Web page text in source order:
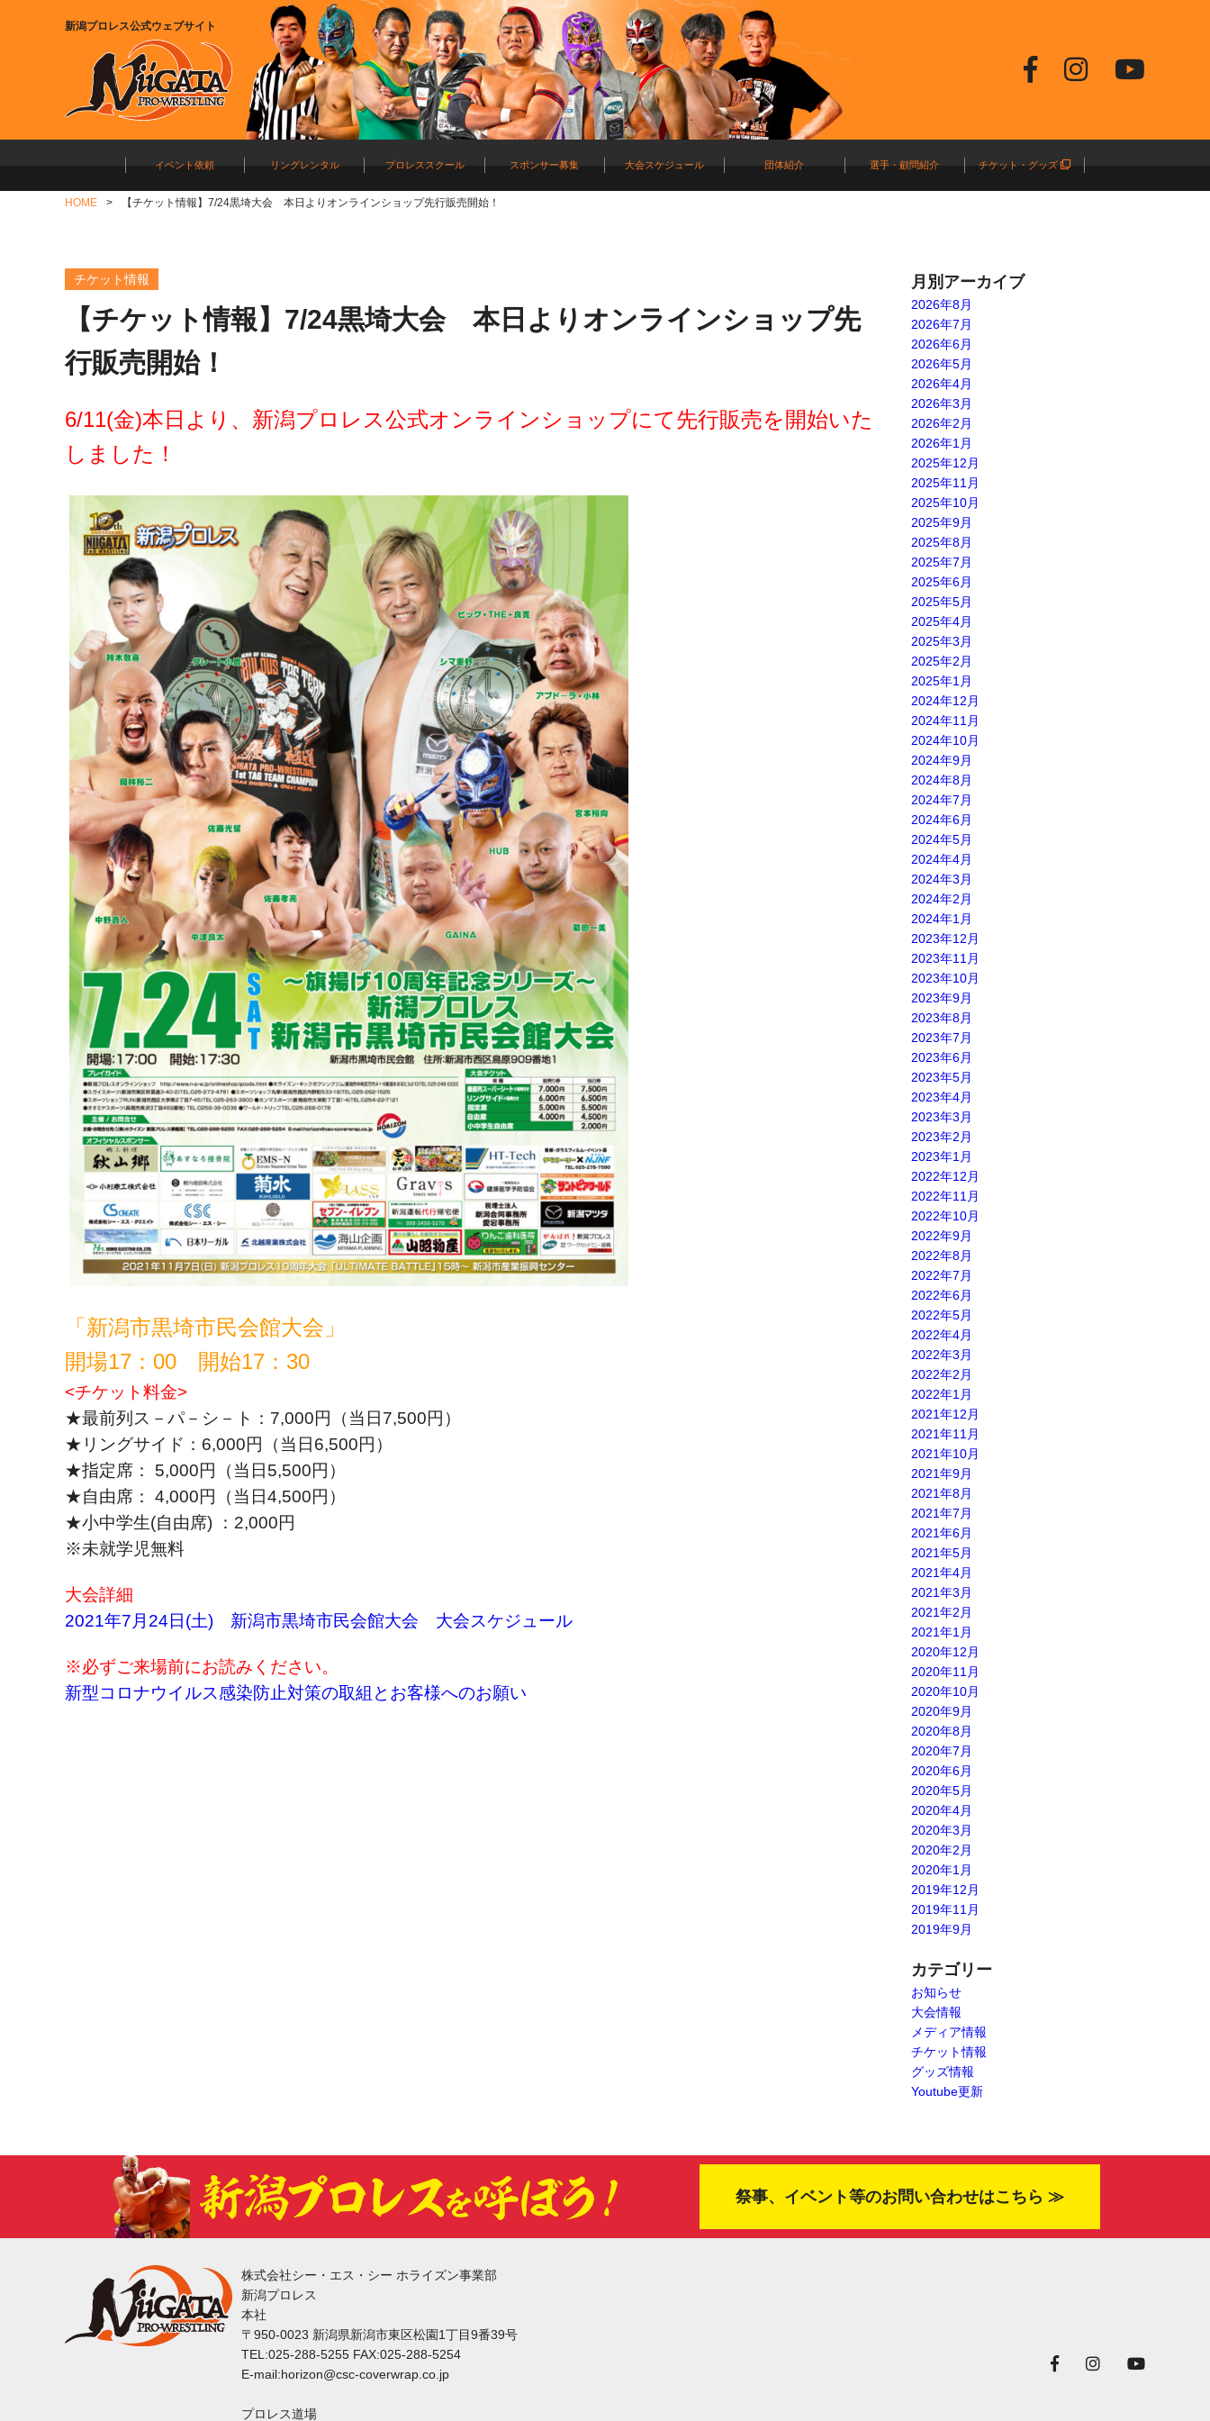
新潟プロレス公式ウェブサイト
イベント依頼 リングレンタル プロレススクール スポンサー募集 大会スケジュール 団体紹介 選手・顧問紹介 チケット・グッズ
HOME 【チケット情報】7/24黒埼大会 本日よりオンラインショップ先行販売開始！
チケット情報
【チケット情報】7/24黒埼大会 本日よりオンラインショップ先
行販売開始！
6/11(金)本日より、新潟プロレス公式オンラインショップにて先行販売を開始いた
しました！
「新潟市黒埼市民会館大会」
開場17：00 開始17：30
<チケット料金>
★最前列ス－パ－シ－ト：7,000円（当日7,500円）
★リングサイド：6,000円（当日6,500円）
★指定席： 5,000円（当日5,500円）
★自由席： 4,000円（当日4,500円）
★小中学生(自由席) ：2,000円
※未就学児無料
大会詳細
2021年7月24日(土) 新潟市黒埼市民会館大会 大会スケジュール
※必ずご来場前にお読みください。
新型コロナウイルス感染防止対策の取組とお客様へのお願い
月別アーカイブ
2026年8月
2026年7月
2026年6月
2026年5月
2026年4月
2026年3月
2026年2月
2026年1月
2025年12月
2025年11月
2025年10月
2025年9月
2025年8月
2025年7月
2025年6月
2025年5月
2025年4月
2025年3月
2025年2月
2025年1月
2024年12月
2024年11月
2024年10月
2024年9月
2024年8月
2024年7月
2024年6月
2024年5月
2024年4月
2024年3月
2024年2月
2024年1月
2023年12月
2023年11月
2023年10月
2023年9月
2023年8月
2023年7月
2023年6月
2023年5月
2023年4月
2023年3月
2023年2月
2023年1月
2022年12月
2022年11月
2022年10月
2022年9月
2022年8月
2022年7月
2022年6月
2022年5月
2022年4月
2022年3月
2022年2月
2022年1月
2021年12月
2021年11月
2021年10月
2021年9月
2021年8月
2021年7月
2021年6月
2021年5月
2021年4月
2021年3月
2021年2月
2021年1月
2020年12月
2020年11月
2020年10月
2020年9月
2020年8月
2020年7月
2020年6月
2020年5月
2020年4月
2020年3月
2020年2月
2020年1月
2019年12月
2019年11月
2019年9月
カテゴリー
お知らせ
大会情報
メディア情報
チケット情報
グッズ情報
Youtube更新
祭事、イベント等のお問い合わせはこちら ≫
株式会社シー・エス・シー ホライズン事業部
新潟プロレス
本社
〒950-0023 新潟県新潟市東区松園1丁目9番39号
TEL:025-288-5255 FAX:025-288-5254
E-mail:horizon@csc-coverwrap.co.jp
プロレス道場